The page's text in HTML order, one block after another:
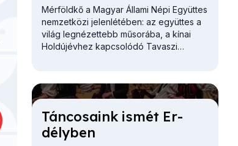
Mérföldkő a Magyar Állami Népi Együttes
nemzetközi jelenlétében: az együttes a
világ legnézettebb műsorába, a kínai
Holdújévhez kapcsolódó Tavaszi
Tán­co­sa­ink is­mét Er­
dély­ben